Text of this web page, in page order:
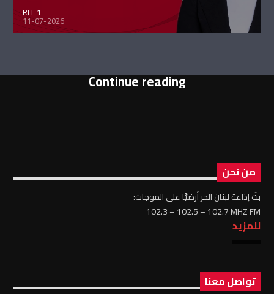
RLL 1
11-07-2026
Continue reading
من نحن
بثّ إذاعة لبنان الحر أرضيًّا على الموجات:
102.3 – 102.5 – 102.7 MHZ FM
للمزيد
تواصل معنا